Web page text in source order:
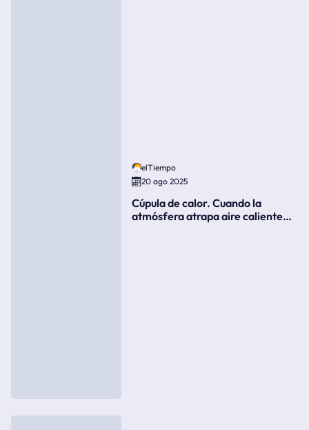
elTiempo
20 ago 2025
Cúpula de calor. Cuando la
atmósfera atrapa aire caliente